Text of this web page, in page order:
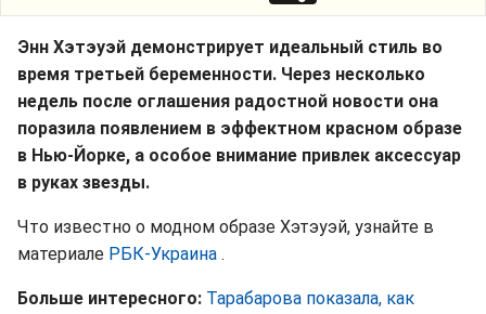
Энн Хэтэуэй демонстрирует идеальный стиль во
время третьей беременности. Через несколько
недель после оглашения радостной новости она
поразила появлением в эффектном красном образе
в Нью-Йорке, а особое внимание привлек аксессуар
в руках звезды.
Что известно о модном образе Хэтэуэй, узнайте в
материале РБК-Украина .
Больше интересного: Тарабарова показала, как